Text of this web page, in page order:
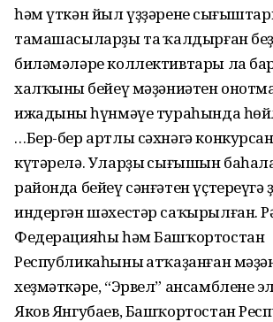
һәм үткән йыл үҙҙәренең
тамашасыларҙы таң ҡалдырған
биләмәләре коллективтары ла
халҡының бейеү мәҙәниәтен
ижадының һүнмәүе тураһында
…Бер-бер артлы сәхнәгә
күтәрелә. Уларҙың сығышын
районда бейеү сәнғәтен
индергән шәхестәр саҡырылған.
Федерацияһы һәм Башҡортостан
Республикаһының атҡаҙанған
хеҙмәткәре, “Эрвел” ансамбленең
Яков Янгубаев, Башҡортостан